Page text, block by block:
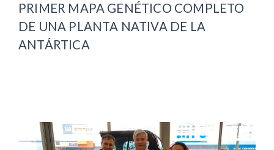
PRIMER MAPA GENÉTICO COMPLETO
DE UNA PLANTA NATIVA DE LA
ANTÁRTICA